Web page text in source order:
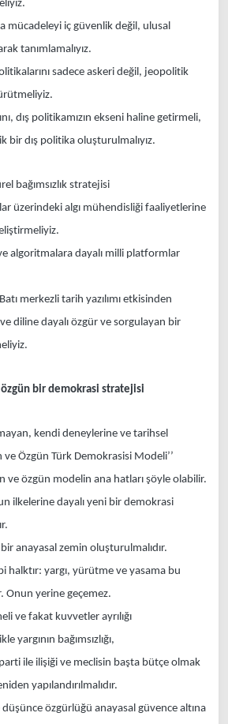
mücadeleyi iç güvenlik değil, ulusal
tanımlamalıyız.
sadece askeri değil, jeopolitik
dış politikamızın ekseni haline getirmeli,
bir dış politika oluşturulmalıyız.
bağımsızlık stratejisi
üzerindeki algı mühendisliği faaliyetlerine
algoritmalara dayalı milli platformlar
merkezli tarih yazılımı etkisinden
diline dayalı özgür ve sorgulayan bir
özgün bir demokrasi stratejisi
kendi deneylerine ve tarihsel
ve Özgün Türk Demokrasisi Modeli’’
ve özgün modelin ana hatları şöyle olabilir.
ilkelerine dayalı yeni bir demokrasi
anayasal zemin oluşturulmalıdır.
halktır: yargı, yürütme ve yasama bu
Onun yerine geçemez.
ve fakat kuvvetler ayrılığı
yargının bağımsızlığı,
ile ilişiği ve meclisin başta bütçe olmak
yapılandırılmalıdır.
özgürlüğü anayasal güvence altına